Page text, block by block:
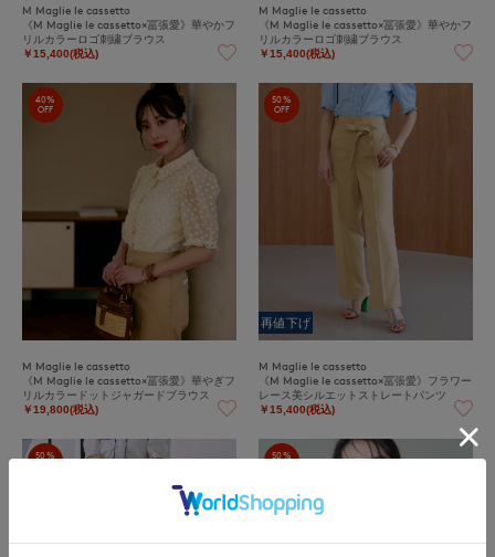
M Maglie le cassetto
《M Maglie le cassetto×冨張愛》華やかフ
リルカラーロゴ刺繍ブラウス
￥15,400(税込)
M Maglie le cassetto
《M Maglie le cassetto×冨張愛》華やかフ
リルカラーロゴ刺繍ブラウス
￥15,400(税込)
40%
OFF
M Maglie le cassetto
《M Maglie le cassetto×冨張愛》華やぎフ
リルカラードットジャガードブラウス
￥19,800(税込)
50%
OFF
再値下げ
M Maglie le cassetto
《M Maglie le cassetto×冨張愛》フラワー
レース美シルエットストレートパンツ
￥15,400(税込)
50%
50%